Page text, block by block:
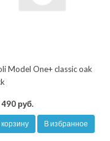
Model One+ classic oak
руб.
корзину В избранное